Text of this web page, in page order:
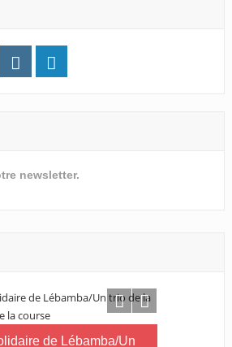
newsletter.
de Lébamba/Un